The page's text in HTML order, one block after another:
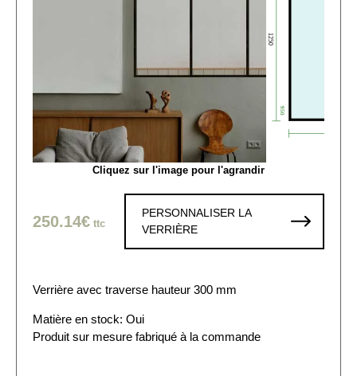
Cliquez sur l'image pour l'agrandir
250.14€ ttc
PERSONNALISER LA
VERRIÈRE
Verrière avec traverse hauteur 300 mm
Matière en stock: Oui
Produit sur mesure fabriqué à la commande